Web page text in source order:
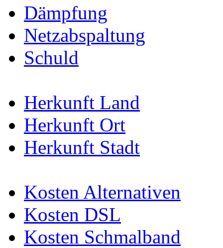
Dämpfung
Netzabspaltung
Schuld
Herkunft Land
Herkunft Ort
Herkunft Stadt
Kosten Alternativen
Kosten DSL
Kosten Schmalband